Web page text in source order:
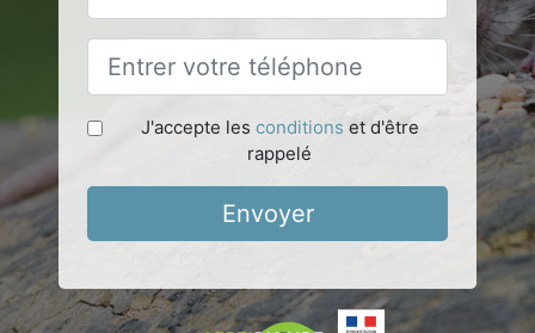
J'accepte les conditions et d'être
rappelé
Envoyer